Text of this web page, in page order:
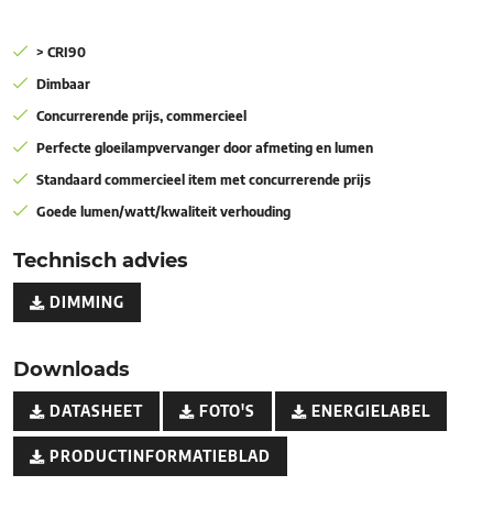
> CRI90
Dimbaar
Concurrerende prijs, commercieel
Perfecte gloeilampvervanger door afmeting en lumen
Standaard commercieel item met concurrerende prijs
Goede lumen/watt/kwaliteit verhouding
Technisch advies
DIMMING
Downloads
DATASHEET FOTO'S ENERGIELABEL
PRODUCTINFORMATIEBLAD